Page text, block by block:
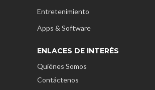
Entretenimiento
Apps & Software
ENLACES DE INTERÉS
Quiénes Somos
Contáctenos